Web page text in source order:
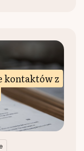
kontaktów z